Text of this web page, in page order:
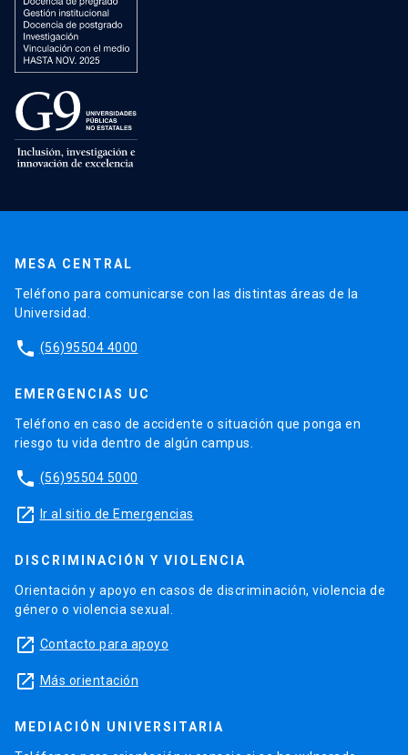
MESA CENTRAL
Teléfono para comunicarse con las distintas áreas de la
Universidad.
phone (56)95504 4000
EMERGENCIAS UC
Teléfono en caso de accidente o situación que ponga en
riesgo tu vida dentro de algún campus.
phone (56)95504 5000
launch Ir al sitio de Emergencias
DISCRIMINACIÓN Y VIOLENCIA
Orientación y apoyo en casos de discriminación, violencia de
género o violencia sexual.
launch Contacto para apoyo
launch Más orientación
MEDIACIÓN UNIVERSITARIA